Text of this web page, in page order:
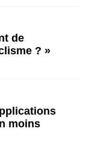
de
? »
moins